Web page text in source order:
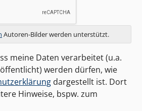
Autoren-Bilder werden unterstützt.
meine Daten verarbeitet (u.a.
werden dürfen, wie
dargestellt ist. Dort
Hinweise, bspw. zum